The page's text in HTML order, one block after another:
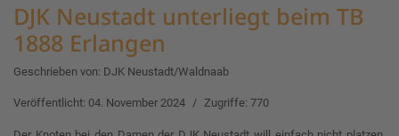
DJK Neustadt unterliegt beim TB
1888 Erlangen
Geschrieben von: DJK Neustadt/Waldnaab
Veröffentlicht: 04. November 2024 Zugriffe: 770